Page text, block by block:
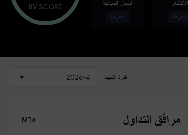
الانتشار
عمومًا
أسعار المبادلة
عمومًا
BV SCORE
فترة التقييم 2026-4
مرافق التداول MT4